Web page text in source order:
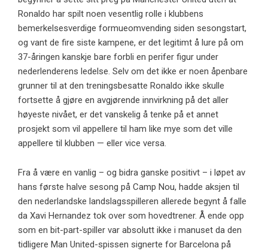
Ronaldo har spilt noen vesentlig rolle i klubbens
bemerkelsesverdige formueomvending siden sesongstart,
og vant de fire siste kampene, er det legitimt å lure på om
37-åringen kanskje bare forbli en perifer figur under
nederlenderens ledelse. Selv om det ikke er noen åpenbare
grunner til at den treningsbesatte Ronaldo ikke skulle
fortsette å gjøre en avgjørende innvirkning på det aller
høyeste nivået, er det vanskelig å tenke på et annet
prosjekt som vil appellere til ham like mye som det ville
appellere til klubben — eller vice versa.
Fra å være en vanlig – og bidra ganske positivt – i løpet av
hans første halve sesong på Camp Nou, hadde aksjen til
den nederlandske landslagsspilleren allerede begynt å falle
da Xavi Hernandez tok over som hovedtrener. Å ende opp
som en bit-part-spiller var absolutt ikke i manuset da den
tidligere Man United-spissen signerte for Barcelona på